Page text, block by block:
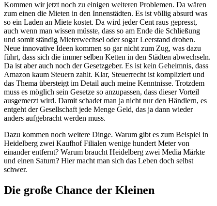
Kommen wir jetzt noch zu einigen weiteren Problemen. Da wären
zum einen die Mieten in den Innenstädten. Es ist völlig absurd was
so ein Laden an Miete kostet. Da wird jeder Cent raus gepresst,
auch wenn man wissen müsste, dass so am Ende die Schließung
und somit ständig Mieterwechsel oder sogar Leerstand drohen.
Neue innovative Ideen kommen so gar nicht zum Zug, was dazu
führt, dass sich die immer selben Ketten in den Städten abwechseln.
Da ist aber auch noch der Gesetzgeber. Es ist kein Geheimnis, dass
Amazon kaum Steuern zahlt. Klar, Steuerrecht ist kompliziert und
das Thema übersteigt im Detail auch meine Kenntnisse. Trotzdem
muss es möglich sein Gesetze so anzupassen, dass dieser Vorteil
ausgemerzt wird. Damit schadet man ja nicht nur den Händlern, es
entgeht der Gesellschaft jede Menge Geld, das ja dann wieder
anders aufgebracht werden muss.
Dazu kommen noch weitere Dinge. Warum gibt es zum Beispiel in
Heidelberg zwei Kaufhof Filialen wenige hundert Meter von
einander entfernt? Warum braucht Heidelberg zwei Media Märkte
und einen Saturn? Hier macht man sich das Leben doch selbst
schwer.
Die große Chance der Kleinen